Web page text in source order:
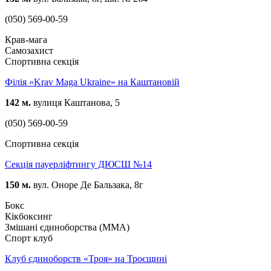
(050) 569-00-59
Крав-мага
Самозахист
Спортивна секція
Філія «Krav Maga Ukraine» на Каштановій
142 м. вулиця Каштанова, 5
(050) 569-00-59
Спортивна секція
Секція пауерліфтингу ДЮСШ №14
150 м. вул. Оноре Де Бальзака, 8г
Бокс
Кікбоксинг
Змішані єдиноборства (ММА)
Спорт клуб
Клуб єдиноборств «Троя» на Троєщині